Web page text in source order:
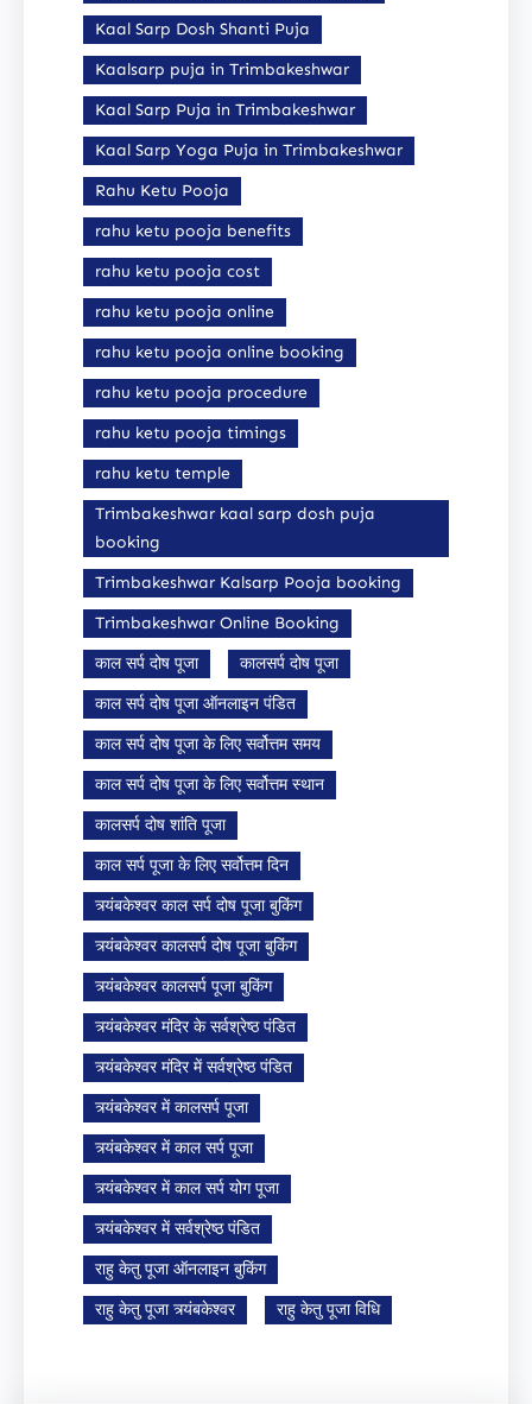
Kaal Sarp Dosh Shanti Puja
Kaalsarp puja in Trimbakeshwar
Kaal Sarp Puja in Trimbakeshwar
Kaal Sarp Yoga Puja in Trimbakeshwar
Rahu Ketu Pooja
rahu ketu pooja benefits
rahu ketu pooja cost
rahu ketu pooja online
rahu ketu pooja online booking
rahu ketu pooja procedure
rahu ketu pooja timings
rahu ketu temple
Trimbakeshwar kaal sarp dosh puja
booking
Trimbakeshwar Kalsarp Pooja booking
Trimbakeshwar Online Booking
काल सर्प दोष पूजा
कालसर्प दोष पूजा
काल सर्प दोष पूजा ऑनलाइन पंडित
काल सर्प दोष पूजा के लिए सर्वोत्तम समय
काल सर्प दोष पूजा के लिए सर्वोत्तम स्थान
कालसर्प दोष शांति पूजा
काल सर्प पूजा के लिए सर्वोत्तम दिन
त्र्यंबकेश्वर काल सर्प दोष पूजा बुकिंग
त्र्यंबकेश्वर कालसर्प दोष पूजा बुकिंग
त्र्यंबकेश्वर कालसर्प पूजा बुकिंग
त्र्यंबकेश्वर मंदिर के सर्वश्रेष्ठ पंडित
त्र्यंबकेश्वर मंदिर में सर्वश्रेष्ठ पंडित
त्र्यंबकेश्वर में कालसर्प पूजा
त्र्यंबकेश्वर में काल सर्प पूजा
त्र्यंबकेश्वर में काल सर्प योग पूजा
त्र्यंबकेश्वर में सर्वश्रेष्ठ पंडित
राहु केतु पूजा ऑनलाइन बुकिंग
राहु केतु पूजा त्र्यंबकेश्वर
राहु केतु पूजा विधि